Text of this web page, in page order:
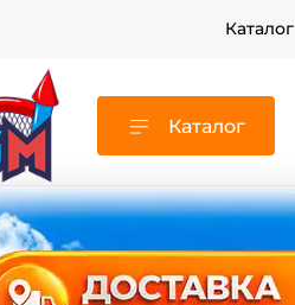
Каталог
Каталог